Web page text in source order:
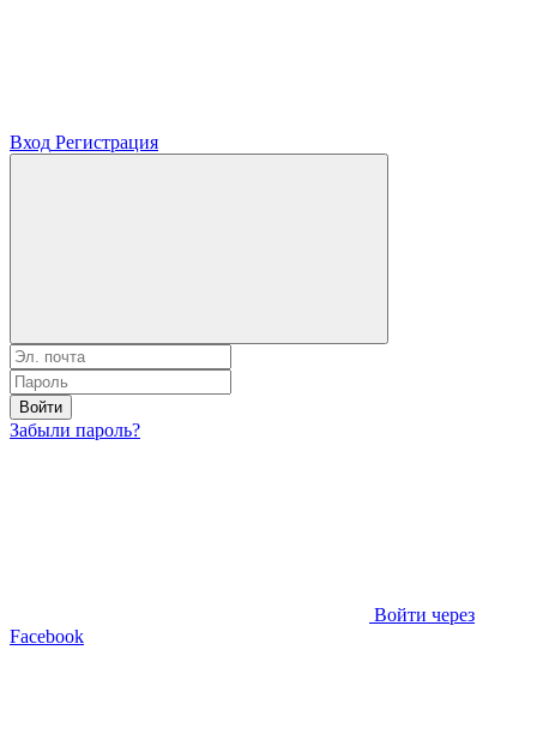
Вход Регистрация
Войти
Забыли пароль?
Войти через
Facebook